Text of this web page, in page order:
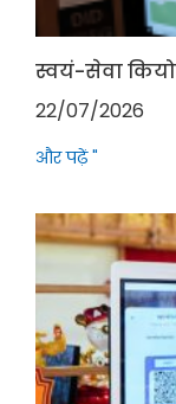
स्वयं-सेवा
22/07/2026
और पढ़ें "